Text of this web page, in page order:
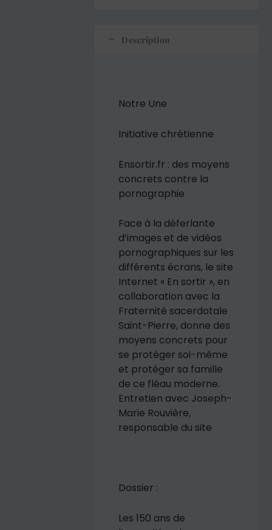
Description
Notre Une
Initiative chrétienne
Ensortir.fr : des moyens
concrets contre la
pornographie
Face à la déferlante
d’images et de vidéos
pornographiques sur les
différents écrans, le site
Internet « En sortir », en
collaboration avec la
Fraternité sacerdotale
Saint-Pierre, donne des
moyens concrets pour
se protéger soi-même
et protéger sa famille
de ce fléau moderne.
Entretien avec Joseph-
Marie Rouvière,
responsable du site
Dossier :
Les 150 ans de